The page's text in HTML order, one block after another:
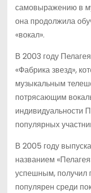
самовыражению в
она продолжила
«вокал».
В 2003 году
«Фабрика звезд»,
музыкальным
потрясающим
индивидуальности
популярных
В 2005 году
названием
успешным, получил
популярен среди